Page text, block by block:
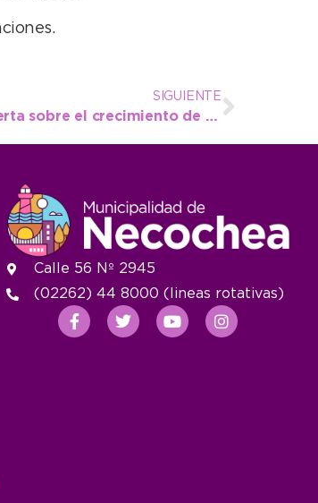
SIGUIENTE
La OMIC refuerza la prevención y alerta sobre el crecimiento de las estafas digitales
Calle 56 Nº 2945
(02262) 44 8000 (lineas rotativas)